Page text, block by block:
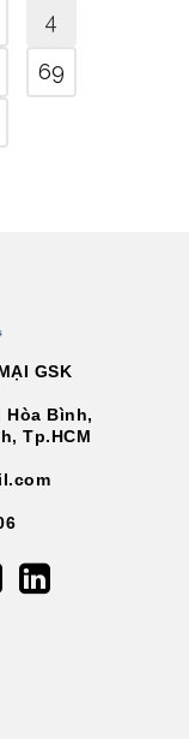
4
69
GSK
Bình,
Tp.HCM